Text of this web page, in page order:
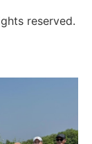
reserved.